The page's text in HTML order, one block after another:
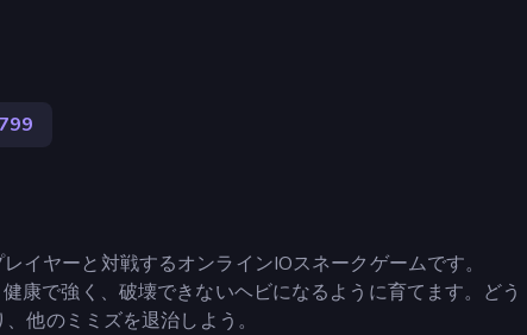
イヤーと対戦するオンラインIOスネークゲームです。
康で強く、破壊できないヘビになるように育てます。どう
他のミミズを退治しよう。